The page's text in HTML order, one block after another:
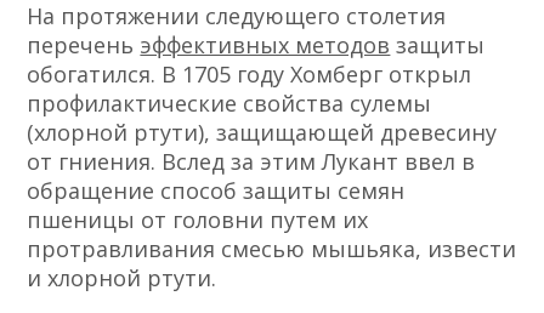
На протяжении следующего столетия
перечень эффективных методов защиты
обогатился. В 1705 году Хомберг открыл
профилактические свойства сулемы
(хлорной ртути), защищающей древесину
от гниения. Вслед за этим Лукант ввел в
обращение способ защиты семян
пшеницы от головни путем их
протравливания смесью мышьяка, извести
и хлорной ртути.